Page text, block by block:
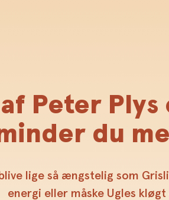
Peter
du
lige så ængstelig som
energi eller måske Ugles kløgt